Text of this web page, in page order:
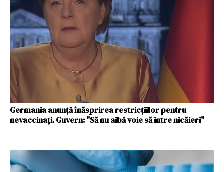
Germania anunţă înăsprirea restricţiilor pentru
nevaccinaţi. Guvern: "Să nu aibă voie să intre nicăieri"